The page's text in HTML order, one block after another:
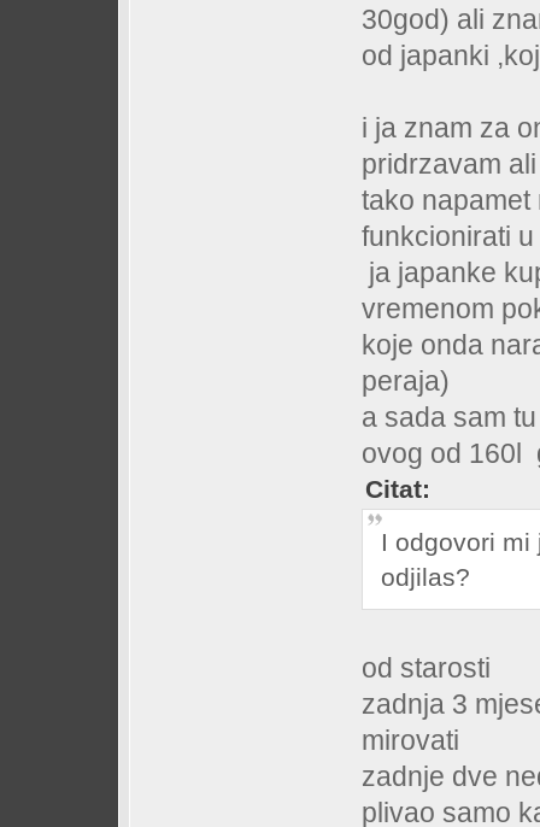
30god) ali
od japanki
i ja znam za
pridrzavam
tako
funkcionirati
ja japanke
vremenom
koje onda
peraja)
a sada sam
ovog od 160l
Citat:
I odgovori
odjilas?
od starosti
zadnja 3
mirovati
zadnje dve
plivao samo